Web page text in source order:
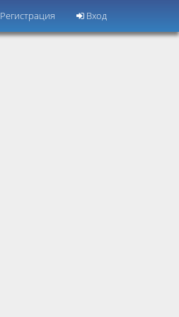
Регистрация Вход